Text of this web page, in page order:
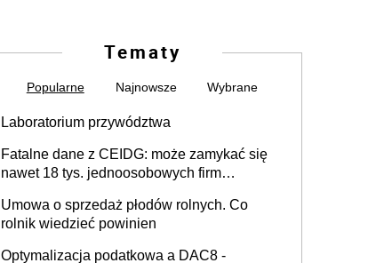
Tematy
Popularne Najnowsze Wybrane
Laboratorium przywództwa
Fatalne dane z CEIDG: może zamykać się
nawet 18 tys. jednoosobowych firm
Umowa o sprzedaż płodów rolnych. Co
rolnik wiedzieć powinien
Optymalizacja podatkowa a DAC8 -